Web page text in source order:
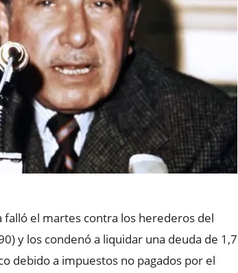
falló el martes contra los herederos del
y los condenó a liquidar una deuda de 1,7
debido a impuestos no pagados por el